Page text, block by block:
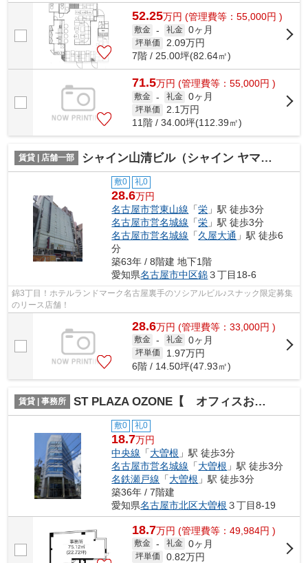
52.25万円 (管理費等：55,000円 )
敷金 - 礼金 0ヶ月
坪単価 2.09万円
7階 / 25.00坪(82.64㎡)
71.5万円 (管理費等：55,000円 )
敷金 - 礼金 0ヶ月
坪単価 2.1万円
11階 / 34.00坪(112.39㎡)
賃貸 | 店舗一部 シャイン山清ビル（シャイン ヤマセイ ビル）【 飲食系おすすめ 】
敷0 礼0
28.6万円
名古屋市営東山線 「栄 」駅 徒歩3分
名古屋市営名城線 「栄 」駅 徒歩3分
名古屋市営名城線 「久屋大通 」駅 徒歩6
分
築63年 / 8階建 地下1階
愛知県名古屋市中区錦３丁目18-6
錦3丁目！ホテルランドマーク名古屋裏手のソシアルビル♪スナック限定募集
のリース店舗！
28.6万円 (管理費等：33,000円 )
敷金 - 礼金 0ヶ月
坪単価 1.97万円
6階 / 14.50坪(47.93㎡)
賃貸 | 事務所 ST PLAZA OZONE【 オフィスおすすめ 】
敷0 礼0
18.7万円
中央線 「大曽根 」駅 徒歩3分
名古屋市営名城線 「大曽根 」駅 徒歩3分
名鉄瀬戸線 「大曽根 」駅 徒歩3分
築36年 / 7階建
愛知県名古屋市北区大曽根 ３丁目8-19
18.7万円 (管理費等：49,984円 )
敷金 - 礼金 0ヶ月
坪単価 0.82万円